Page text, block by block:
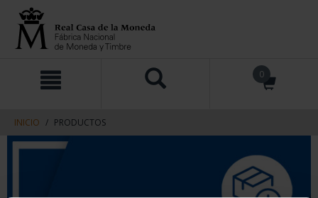
contenido
navegacin
0
INICIO PRODUCTOS